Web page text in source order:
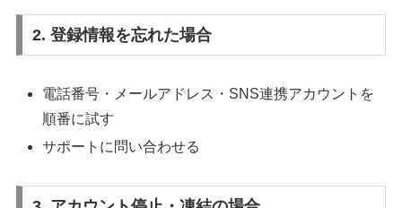
2. 登録情報を忘れた場合
電話番号・メールアドレス・SNS連携アカウントを
順番に試す
サポートに問い合わせる